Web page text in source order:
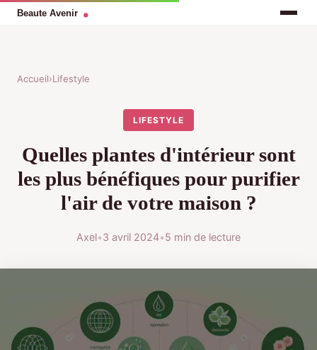
Accueil›Lifestyle
LIFESTYLE
Quelles plantes d'intérieur sont
les plus bénéfiques pour purifier
l'air de votre maison ?
Axel•3 avril 2024•5 min de lecture